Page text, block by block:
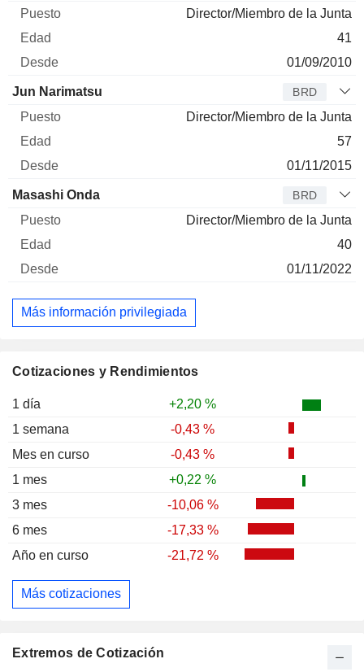
Cotizaciones y Rendimientos
1 día
+2,20 %
1 semana
-0,43 %
Mes en curso
-0,43 %
1 mes
+0,22 %
3 mes
-10,06 %
6 mes
-17,33 %
Año en curso
-21,72 %
Más cotizaciones
Extremos de Cotización
Director/Miembro de la Junta
41
01/09/2010
Jun Narimatsu BRD
Director/Miembro de la Junta
57
01/11/2015
Masashi Onda BRD
Director/Miembro de la Junta
40
01/11/2022
Más información privilegiada